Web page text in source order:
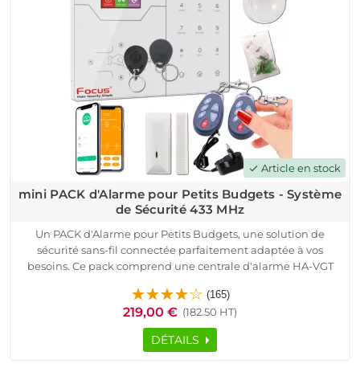
check Article en stock
mini PACK d'Alarme pour Petits Budgets - Système
de Sécurité 433 MHz
Un PACK d'Alarme pour Petits Budgets, une solution de
sécurité sans-fil connectée parfaitement adaptée à vos
besoins. Ce pack comprend une centrale d'alarme HA-VGT
télécommandes et des badges RFID, le tout de qualité
originale Meian.
Grâce à la technologie de transmission radio sécurisée à code
tournant ASK, à sa portée de transmission (jusqu'à 200 m) et à
(165)
219,00 € (182.50 HT)
DÉTAILS